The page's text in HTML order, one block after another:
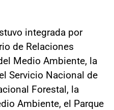
integrada por
de Relaciones
Medio Ambiente, la
Servicio Nacional de
Forestal, la
Ambiente, el Parque